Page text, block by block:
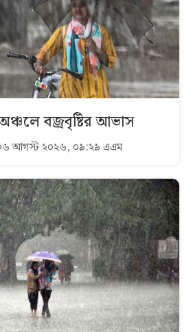
বজ্রবৃষ্টির আভাস
আগস্ট ২০২৬, ০৯:২৯ এএম